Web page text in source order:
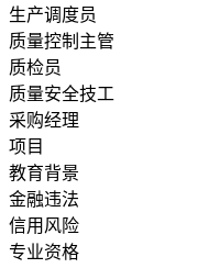
生产调度员
质量控制主管
质检员
质量安全技工
采购经理
项目
教育背景
金融违法
信用风险
专业资格